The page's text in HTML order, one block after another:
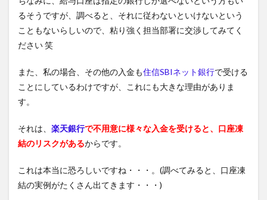
るそうですが、調べると、それに従わないといけないという
こともないらしいので、粘り強く担当部署に交渉してみてく
ださい 笑
また、私の場合、その他の入金も住信SBIネット銀行で受ける
ことにしているわけですが、これにも大きな理由がありま
す。
それは、 楽天銀行で不用意に様々な入金を受けると、口座凍
結のリスクがあるからです。
これは本当に恐ろしいですね・・・。(調べてみると、口座凍
結の実例がたくさん出てきます・・・)